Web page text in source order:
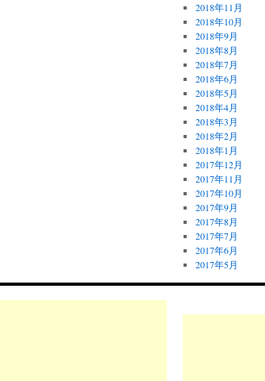
2018年11月
2018年10月
2018年9月
2018年8月
2018年7月
2018年6月
2018年5月
2018年4月
2018年3月
2018年2月
2018年1月
2017年12月
2017年11月
2017年10月
2017年9月
2017年8月
2017年7月
2017年6月
2017年5月